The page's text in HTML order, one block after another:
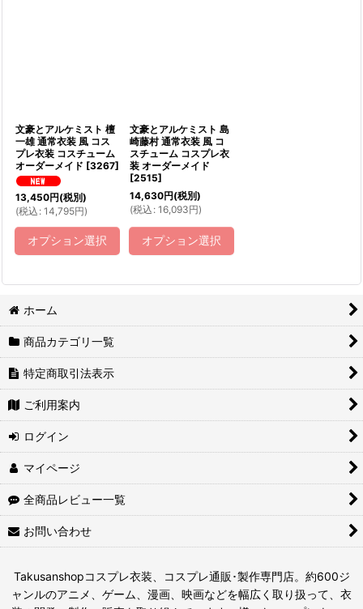
文豪とアルケミスト 檀
一雄 通常衣装 風 コス
プレ衣装 コスチューム
オーダーメイド [3267]
13,450円(税別)
(税込 : 14,795円)
オプション選択
文豪とアルケミスト 島
崎藤村 通常衣装 風 コ
スチューム コスプレ衣
装 オーダーメイド
[2515]
14,630円(税別)
(税込 : 16,093円)
オプション選択
ホーム
商品カテゴリ一覧
特定商取引法表示
ご利用案内
ログイン
マイページ
全商品レビュー一覧
お問い合わせ
Takusanshopコスプレ衣装、コスプレ通販･製作専門店。約600ジ
ャンルのアニメ、ゲーム、漫画、映画などを幅広く取り扱って、衣